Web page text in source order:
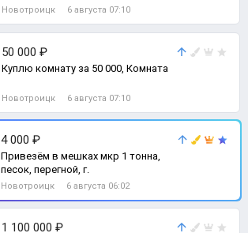
ключах., Комната
Новотроицк 6 августа 07:10
50 000 ₽
Куплю комнату за 50 000, Комната
Новотроицк 6 августа 07:10
4 000 ₽
Привезём в мешках мкр 1 тонна,
песок, перегной, г.
Новотроицк 6 августа 06:02
1 100 000 ₽